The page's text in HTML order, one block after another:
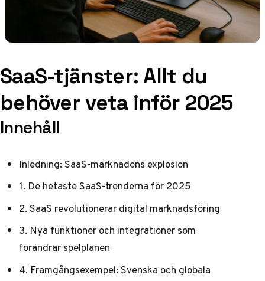
SaaS-tjänster: Allt du
behöver veta inför 2025
Innehåll
Inledning: SaaS-marknadens explosion
1. De hetaste SaaS-trenderna för 2025
2. SaaS revolutionerar digital marknadsföring
3. Nya funktioner och integrationer som
förändrar spelplanen
4. Framgångsexempel: Svenska och globala